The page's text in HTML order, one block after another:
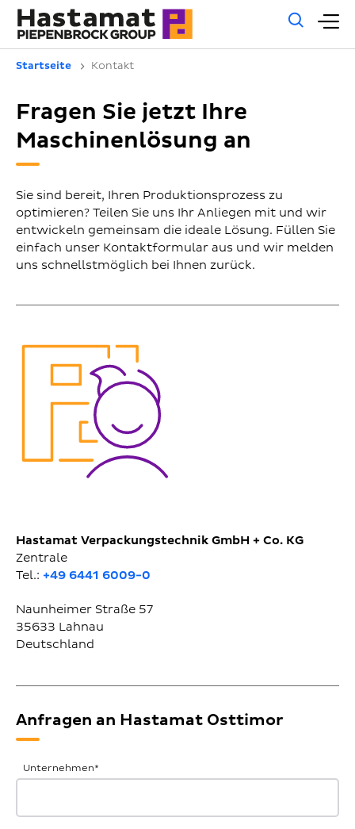
Startseite Kontakt
Fragen Sie jetzt Ihre
Maschinenlösung an
Sie sind bereit, Ihren Produktionsprozess zu
optimieren? Teilen Sie uns Ihr Anliegen mit und wir
entwickeln gemeinsam die ideale Lösung. Füllen Sie
einfach unser Kontaktformular aus und wir melden
uns schnellstmöglich bei Ihnen zurück.
Hastamat Verpackungstechnik GmbH + Co. KG
Zentrale
Tel.: +49 6441 6009-0
Naunheimer Straße 57
35633 Lahnau
Deutschland
Anfragen an Hastamat Osttimor
Allgemeine
Anfrage
Unternehmen*